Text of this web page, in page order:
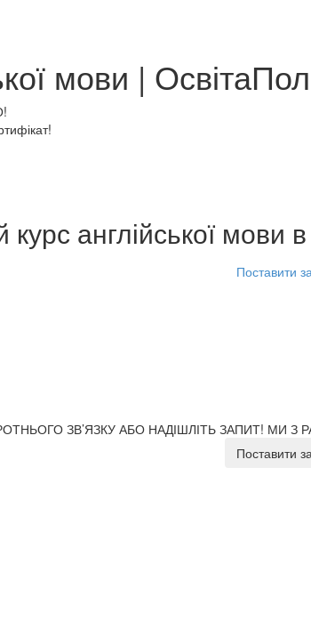
мови |
курс англійської мови
Поставити
ЗВ’ЯЗКУ АБО НАДІШЛІТЬ ЗАПИТ! МИ З
Поставити